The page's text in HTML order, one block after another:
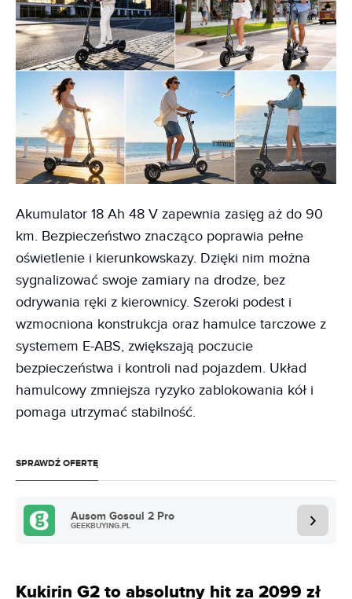
Akumulator 18 Ah 48 V zapewnia zasięg aż do 90
km. Bezpieczeństwo znacząco poprawia pełne
oświetlenie i kierunkowskazy. Dzięki nim można
sygnalizować swoje zamiary na drodze, bez
odrywania ręki z kierownicy. Szeroki podest i
wzmocniona konstrukcja oraz hamulce tarczowe z
systemem E-ABS, zwiększają poczucie
bezpieczeństwa i kontroli nad pojazdem. Układ
hamulcowy zmniejsza ryzyko zablokowania kół i
pomaga utrzymać stabilność.
SPRAWDŹ OFERTĘ
Ausom Gosoul 2 Pro
GEEKBUYING.PL
Kukirin G2 to absolutny hit za 2099 zł